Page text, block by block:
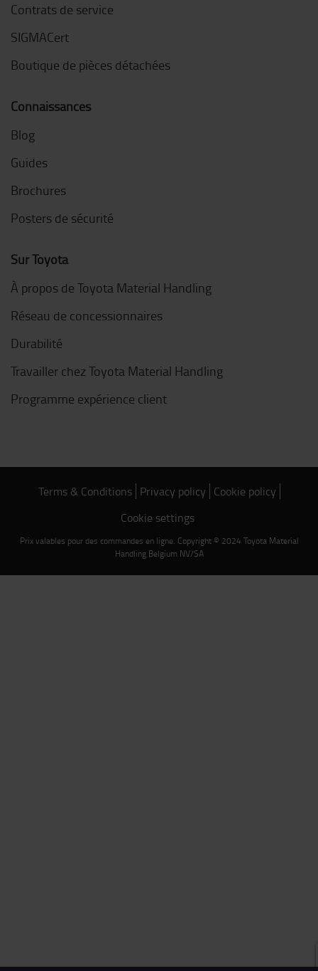
Contrats de service
SIGMACert
Boutique de pièces détachées
Connaissances
Blog
Guides
Brochures
Posters de sécurité
Sur Toyota
À propos de Toyota Material Handling
Réseau de concessionnaires
Durabilité
Travailler chez Toyota Material Handling
Programme expérience client
Terms & Conditions Privacy policy Cookie policy
Cookie settings
Prix valables pour des commandes en ligne. Copyright © 2024 Toyota Material
Handling Belgium NV/SA